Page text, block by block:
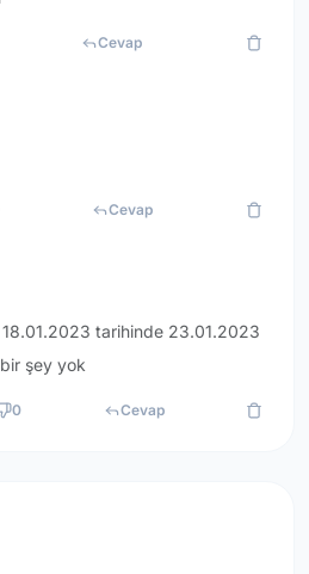
Cevap
Cevap
18.01.2023 tarihinde 23.01.2023
şey yok
0 Cevap